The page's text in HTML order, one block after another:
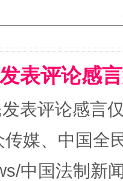
表评论感
表评论感言
媒、中国全
中国法制新